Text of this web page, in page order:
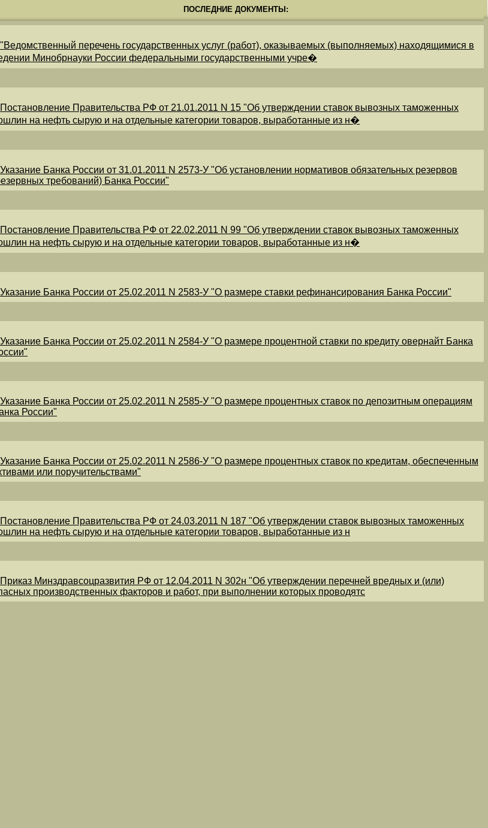
ПОСЛЕДНИЕ ДОКУМЕНТЫ:
"Ведомственный перечень государственных услуг (работ), оказываемых (выполняемых) находящимися в
Минобрнауки России федеральными государственными учре�
Постановление Правительства РФ от 21.01.2011 N 15 "Об утверждении ставок вывозных таможенных
на нефть сырую и на отдельные категории товаров, выработанные из н�
Указание Банка России от 31.01.2011 N 2573-У "Об установлении нормативов обязательных резервов
требований) Банка России"
Постановление Правительства РФ от 22.02.2011 N 99 "Об утверждении ставок вывозных таможенных
на нефть сырую и на отдельные категории товаров, выработанные из н�
Указание Банка России от 25.02.2011 N 2583-У "О размере ставки рефинансирования Банка России"
Указание Банка России от 25.02.2011 N 2584-У "О размере процентной ставки по кредиту овернайт Банка
Указание Банка России от 25.02.2011 N 2585-У "О размере процентных ставок по депозитным операциям
России"
Указание Банка России от 25.02.2011 N 2586-У "О размере процентных ставок по кредитам, обеспеченным
или поручительствами"
Постановление Правительства РФ от 24.03.2011 N 187 "Об утверждении ставок вывозных таможенных
на нефть сырую и на отдельные категории товаров, выработанные из н
Приказ Минздравсоцразвития РФ от 12.04.2011 N 302н "Об утверждении перечней вредных и (или)
производственных факторов и работ, при выполнении которых проводятс